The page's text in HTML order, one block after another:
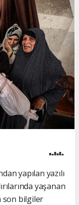
yapılan yazılı
yaşanan
son bilgiler